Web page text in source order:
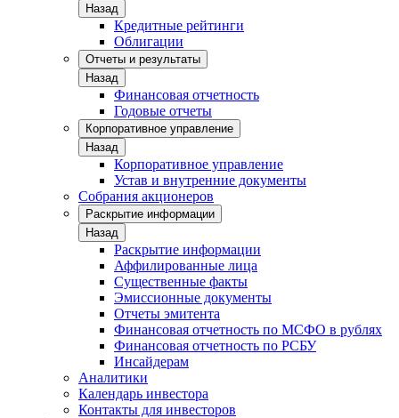
Назад
Кредитные рейтинги
Облигации
Отчеты и результаты
Назад
Финансовая отчетность
Годовые отчеты
Корпоративное управление
Назад
Корпоративное управление
Устав и внутренние документы
Собрания акционеров
Раскрытие информации
Назад
Раскрытие информации
Аффилированные лица
Существенные факты
Эмиссионные документы
Отчеты эмитента
Финансовая отчетность по МСФО в рублях
Финансовая отчетность по РСБУ
Инсайдерам
Аналитики
Календарь инвестора
Контакты для инвесторов